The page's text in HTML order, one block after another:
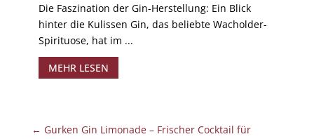
Die Faszination der Gin-Herstellung: Ein Blick
hinter die Kulissen Gin, das beliebte Wacholder-
Spirituose, hat im ...
MEHR LESEN
← Gurken Gin Limonade – Frischer Cocktail für